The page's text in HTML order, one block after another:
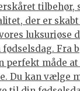
tilbehør,
der er skabt
luksuriøse
Fra
perfekt måde
Du kan vælge